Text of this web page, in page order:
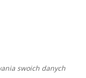
swoich danych